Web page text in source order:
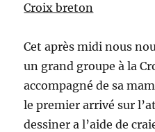
Croix breton
Cet après midi nous
un grand groupe à la
accompagné de sa
le premier arrivé sur
dessiner a l’aide de